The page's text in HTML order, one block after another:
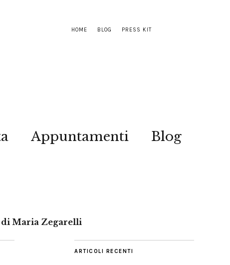
HOME BLOG PRESS KIT
Appuntamenti Blog
di Maria Zegarelli
ARTICOLI RECENTI